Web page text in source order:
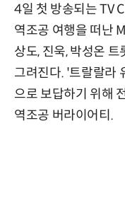
4일 첫 방송되는 TV
역조공 여행을 떠난
상도, 진욱, 박성온
그려진다. '트랄랄라
으로 보답하기 위해
역조공 버라이어티.